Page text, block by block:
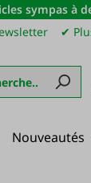
sympas à
✔
Nouveautés